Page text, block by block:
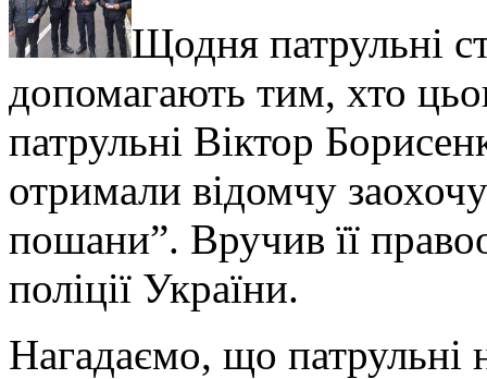
Щодня патрульні
допомагають тим, хто
патрульні Віктор
отримали відомчу
пошани”. Вручив її
поліції України.
Нагадаємо, що